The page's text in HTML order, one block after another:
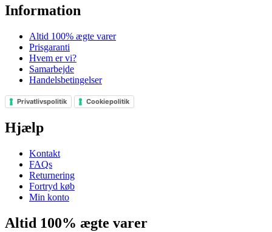
Information
Altid 100% ægte varer
Prisgaranti
Hvem er vi?
Samarbejde
Handelsbetingelser
Privatlivspolitik Cookiepolitik
Hjælp
Kontakt
FAQs
Returnering
Fortryd køb
Min konto
Altid 100% ægte varer